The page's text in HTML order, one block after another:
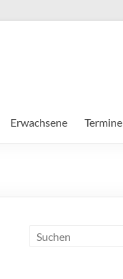
Erwachsene Termine